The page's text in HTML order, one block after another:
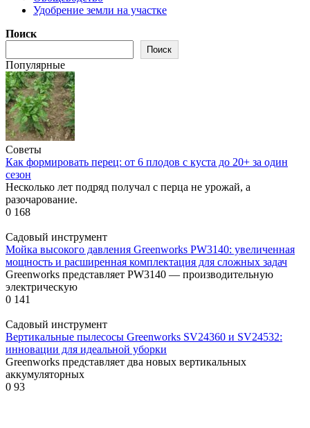
Удобрение земли на участке
Поиск
Поиск
Популярные
Советы
Как формировать перец: от 6 плодов с куста до 20+ за один
сезон
Несколько лет подряд получал с перца не урожай, а
разочарование.
0 168
Садовый инструмент
Мойка высокого давления Greenworks PW3140: увеличенная
мощность и расширенная комплектация для сложных задач
Greenworks представляет PW3140 — производительную
электрическую
0 141
Садовый инструмент
Вертикальные пылесосы Greenworks SV24360 и SV24532:
инновации для идеальной уборки
Greenworks представляет два новых вертикальных
аккумуляторных
0 93